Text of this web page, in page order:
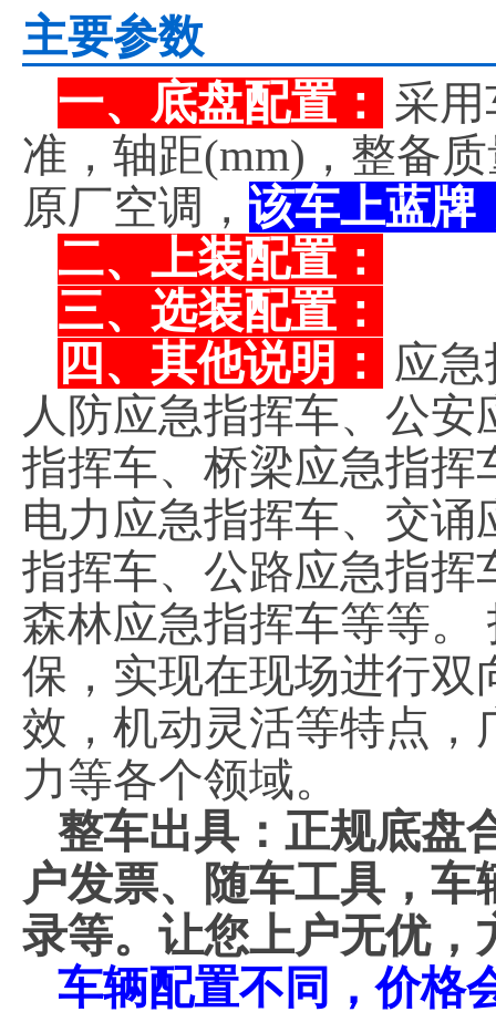
主要参数
一、底盘配置：
采
准，轴距(mm)，整备
原厂空调， 该车上蓝牌
二、上装配置：
三、选装配置：
四、其他说明：
应
人防应急指挥车、公
指挥车、桥梁应急指
电力应急指挥车、交
指挥车、公路应急指
森林应急指挥车等等
保，实现在现场进行
效，机动灵活等特点
力等各个领域。
整车出具：正规底盘
户发票、随车工具，
录等。让您上户无优，
车辆配置不同，价格